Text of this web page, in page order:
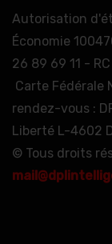
Autorisation
Économie
26 89 69 11 -
Carte Fédérale
rendez-vous :
Liberté L-4602
© Tous droits